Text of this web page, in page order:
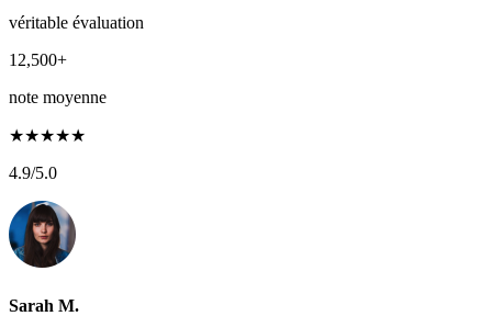
véritable évaluation
12,500+
note moyenne
★★★★★
4.9/5.0
Sarah M.